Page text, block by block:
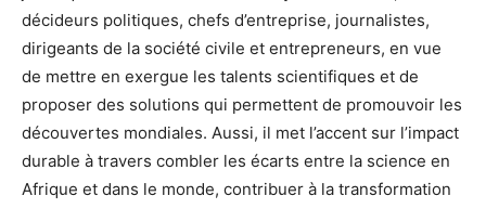
décideurs politiques, chefs d’entreprise, journalistes,
dirigeants de la société civile et entrepreneurs, en vue
de mettre en exergue les talents scientifiques et de
proposer des solutions qui permettent de promouvoir les
découvertes mondiales. Aussi, il met l’accent sur l’impact
durable à travers combler les écarts entre la science en
Afrique et dans le monde, contribuer à la transformation